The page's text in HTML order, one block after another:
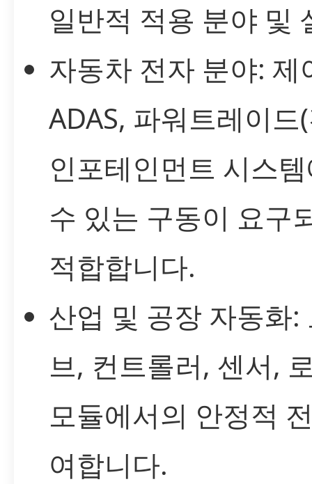
일반적 적용 분야 및
자동차 전자 분야: 제
ADAS, 파워트레이
인포테인먼트 시스
수 있는 구동이 요구
적합합니다.
산업 및 공장 자동화:
브, 컨트롤러, 센서,
모듈에서의 안정적
여합니다.